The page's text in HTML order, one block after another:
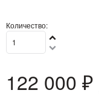
Количество:
122 000 ₽